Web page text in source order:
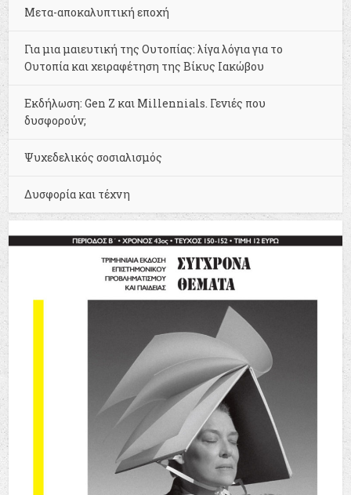
Μετα-αποκαλυπτική εποχή
Για μια μαιευτική της Ουτοπίας: λίγα λόγια για το
Ουτοπία και χειραφέτηση της Βίκυς Ιακώβου
Εκδήλωση: Gen Z και Millennials. Γενιές που
δυσφορούν;
Ψυχεδελικός σοσιαλισμός
Δυσφορία και τέχνη